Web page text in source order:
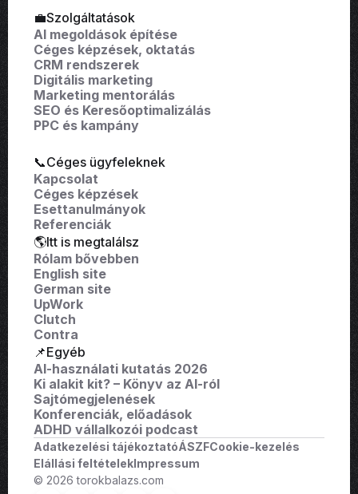
💼Szolgáltatások
AI megoldások építése
Céges képzések, oktatás
CRM rendszerek
Digitális marketing
Marketing mentorálás
SEO és Keresőoptimalizálás
PPC és kampány
📞Céges ügyfeleknek
Kapcsolat
Céges képzések
Esettanulmányok
Referenciák
🌎Itt is megtalálsz
Rólam bővebben
English site
German site
UpWork
Clutch
Contra
📌Egyéb
AI-használati kutatás 2026
Ki alakit kit? – Könyv az AI-ról
Sajtómegjelenések
Konferenciák, előadások
ADHD vállalkozói podcast
Adatkezelési tájékoztatóÁSZFCookie-kezelés
Elállási feltételekImpressum
© 2026 torokbalazs.com